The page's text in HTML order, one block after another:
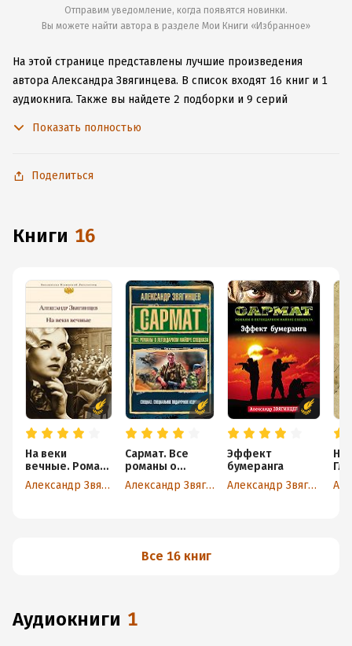
Отправим уведомление, когда появятся новинки.
Вы можете найти автора в разделе Мои Книги «Избранное»
На этой странице представлены лучшие произведения
автора Александра Звягинцева. В список входят 16 книг и 1
аудиокнига. Также вы найдете 2 подборки и 9 серий
приложение для iOS или Android, чтобы не расставаться
Показать полностью
Поделиться
книги 16
На веки
вечные. Роман-
хроника
времен
Александр Звягинцев
Сармат. Все
романы о
легендарном
майоре
Александр Звягинцев
Эффект
бумеранга
Александр Звягинцев
Все 16 книг
аудиокниги 1